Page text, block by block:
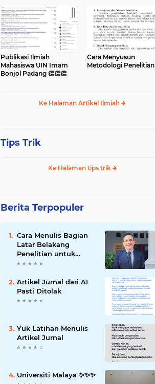
Publikasi Ilmiah
Mahasiswa UIN Imam
Bonjol Padang 👏👏👏
Cara Menyusun
Metodologi Penelitian
Ke Halaman Artikel Ilmiah
Tips Trik
Ke Halaman tips trik
Berita Terpopuler
Cara Menulis Bagian
Latar Belakang
Penelitian untuk
Proposal Skripsi
Artikel Jurnal dari AI
Pasti Ditolak
Yuk Latihan Menulis
Artikel Jurnal
Universiti Malaya ✨️✨️✨️